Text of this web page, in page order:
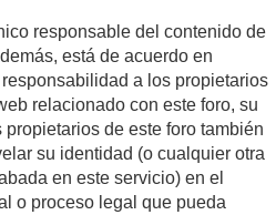
responsable del contenido de
está de acuerdo en
a los propietarios
relacionado con este foro, su
de este foro también
su identidad (o cualquier otra
en este servicio) en el
o proceso legal que pueda